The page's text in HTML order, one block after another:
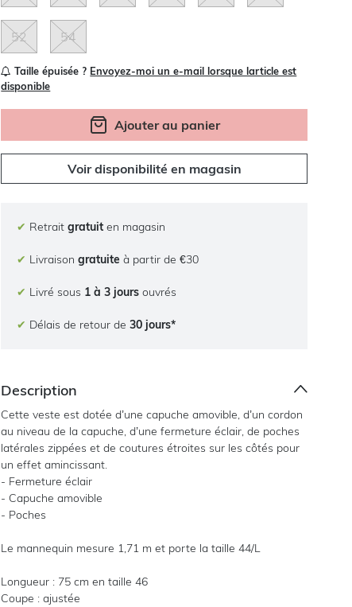
52 54
Taille épuisée ? Envoyez-moi un e-mail lorsque larticle est
disponible
Ajouter au panier
Voir disponibilité en magasin
✔ Retraitgratuit en magasin
✔ Livraisongratuite à partir de €30
✔ Livré sous 1 à 3 jours ouvrés
✔ Délais de retour de30 jours*
Description
Cette veste est dotée d’une capuche amovible, d’un cordon
au niveau de la capuche, d’une fermeture éclair, de poches
latérales zippées et de coutures étroites sur les côtés pour
un effet amincissant.
- Fermeture éclair
- Capuche amovible
- Poches
Le mannequin mesure 1,71 m et porte la taille 44/L
Longueur : 75 cm en taille 46
Coupe : ajustée